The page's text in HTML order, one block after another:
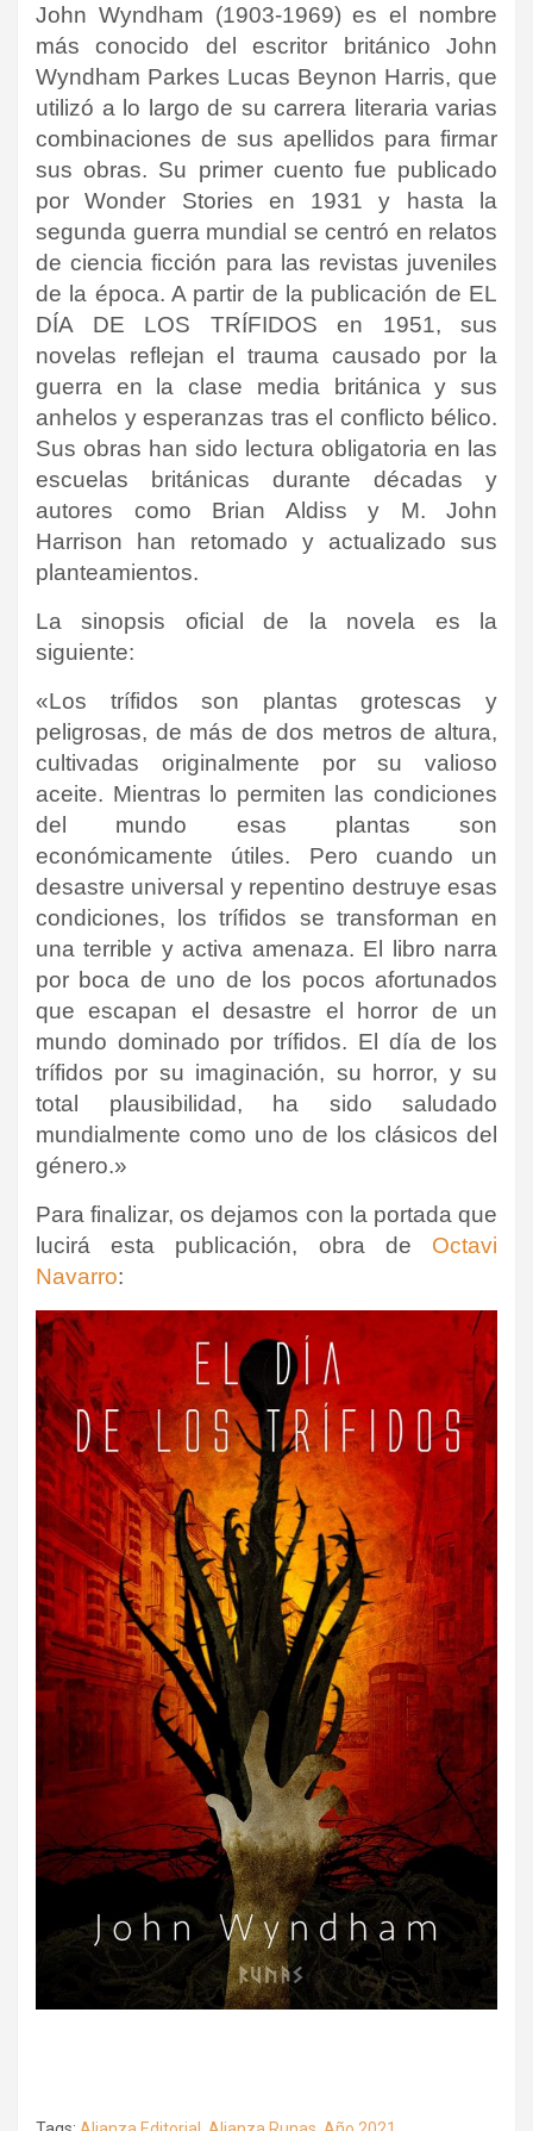
John Wyndham (1903-1969) es el nombre
más conocido del escritor británico John
Wyndham Parkes Lucas Beynon Harris, que
utilizó a lo largo de su carrera literaria varias
combinaciones de sus apellidos para firmar
sus obras. Su primer cuento fue publicado
por Wonder Stories en 1931 y hasta la
segunda guerra mundial se centró en relatos
de ciencia ficción para las revistas juveniles
de la época. A partir de la publicación de EL
DÍA DE LOS TRÍFIDOS en 1951, sus
novelas reflejan el trauma causado por la
guerra en la clase media británica y sus
anhelos y esperanzas tras el conflicto bélico.
Sus obras han sido lectura obligatoria en las
escuelas británicas durante décadas y
autores como Brian Aldiss y M. John
Harrison han retomado y actualizado sus
planteamientos.
La sinopsis oficial de la novela es la
siguiente:
«Los trífidos son plantas grotescas y
peligrosas, de más de dos metros de altura,
cultivadas originalmente por su valioso
aceite. Mientras lo permiten las condiciones
del mundo esas plantas son
económicamente útiles. Pero cuando un
desastre universal y repentino destruye esas
condiciones, los trífidos se transforman en
una terrible y activa amenaza. El libro narra
por boca de uno de los pocos afortunados
que escapan el desastre el horror de un
mundo dominado por trífidos. El día de los
trífidos por su imaginación, su horror, y su
total plausibilidad, ha sido saludado
mundialmente como uno de los clásicos del
género.»
Para finalizar, os dejamos con la portada que
lucirá esta publicación, obra de Octavi
Navarro: